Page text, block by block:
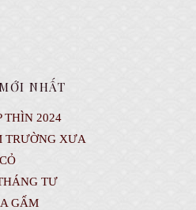
NHẤT
THÌN 2024
TRƯỜNG XƯA
TƯ
GẤM